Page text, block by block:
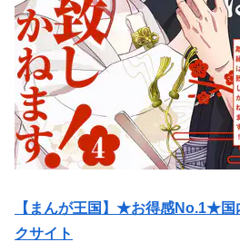
【まんが王国】★お得感No.1★国
クサイト